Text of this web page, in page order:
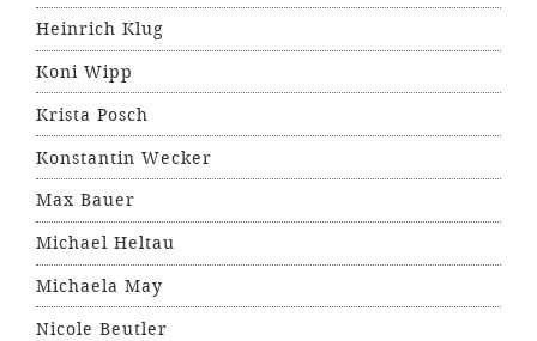
Heinrich Klug
Koni Wipp
Krista Posch
Konstantin Wecker
Max Bauer
Michael Heltau
Michaela May
Nicole Beutler